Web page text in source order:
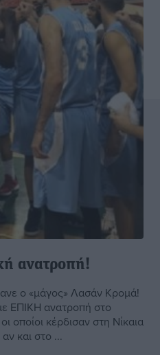
ανατροπή!
ο «μάγος» Λασάν Κρομά!
ΕΠΙΚΗ ανατροπή στο
οποίοι κέρδισαν στη Νίκαια
και στο ...